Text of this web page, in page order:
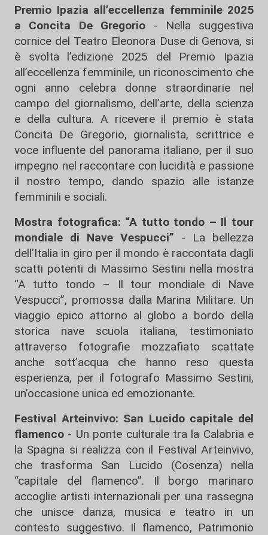
Premio Ipazia all’eccellenza femminile 2025
a Concita De Gregorio - Nella suggestiva
cornice del Teatro Eleonora Duse di Genova, si
è svolta l’edizione 2025 del Premio Ipazia
all’eccellenza femminile, un riconoscimento che
ogni anno celebra donne straordinarie nel
campo del giornalismo, dell’arte, della scienza
e della cultura. A ricevere il premio è stata
Concita De Gregorio, giornalista, scrittrice e
voce influente del panorama italiano, per il suo
impegno nel raccontare con lucidità e passione
il nostro tempo, dando spazio alle istanze
femminili e sociali.
Mostra fotografica: “A tutto tondo – Il tour
mondiale di Nave Vespucci” - La bellezza
dell’Italia in giro per il mondo è raccontata dagli
scatti potenti di Massimo Sestini nella mostra
“A tutto tondo – Il tour mondiale di Nave
Vespucci”, promossa dalla Marina Militare. Un
viaggio epico attorno al globo a bordo della
storica nave scuola italiana, testimoniato
attraverso fotografie mozzafiato scattate
anche sott’acqua che hanno reso questa
esperienza, per il fotografo Massimo Sestini,
un’occasione unica ed emozionante.
Festival Arteinvivo: San Lucido capitale del
flamenco - Un ponte culturale tra la Calabria e
la Spagna si realizza con il Festival Arteinvivo,
che trasforma San Lucido (Cosenza) nella
“capitale del flamenco”. Il borgo marinaro
accoglie artisti internazionali per una rassegna
che unisce danza, musica e teatro in un
contesto suggestivo. Il flamenco, Patrimonio